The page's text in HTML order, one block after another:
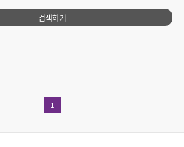
검색하기
1